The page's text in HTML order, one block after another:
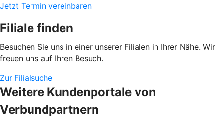
Jetzt Termin vereinbaren
Filiale finden
Besuchen Sie uns in einer unserer Filialen in Ihrer Nähe. Wir
freuen uns auf Ihren Besuch.
Zur Filialsuche
Weitere Kundenportale von
Verbundpartnern